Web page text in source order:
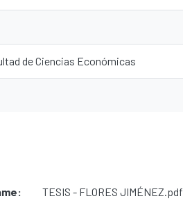
de Ciencias Económicas
TESIS - FLORES JIMÉNEZ.pdf